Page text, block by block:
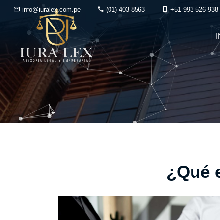
info@iuralex.com.pe (01) 403-8563 +51 993 526 938
¿Qué